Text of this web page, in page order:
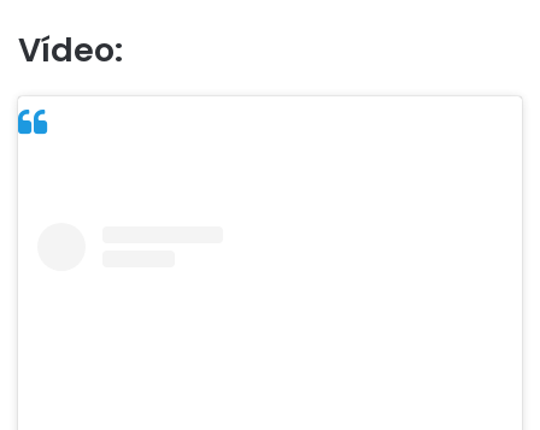
Vídeo: